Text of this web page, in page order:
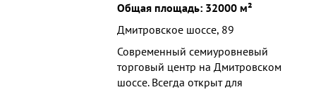
Общая площадь: 32000 м²
Дмитровское шоссе, 89
Современный семиуровневый
торговый центр на Дмитровском
шоссе. Всегда открыт для